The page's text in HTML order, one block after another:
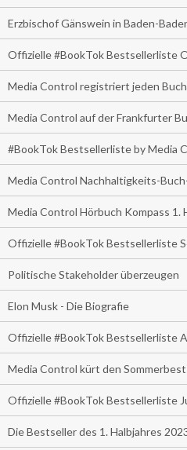
Erzbischof Gänswein in Baden-
Offizielle #BookTok Bestsellerliste
Media Control registriert jeden
Media Control auf der Frankfurter
#BookTok Bestsellerliste by Media
Media Control Nachhaltigkeits-
Media Control Hörbuch Kompass 1.
Offizielle #BookTok Bestsellerliste
Politische Stakeholder überzeugen
Elon Musk - Die Biografie
Offizielle #BookTok Bestsellerliste
Media Control kürt den
Offizielle #BookTok Bestsellerliste
Die Bestseller des 1. Halbjahres